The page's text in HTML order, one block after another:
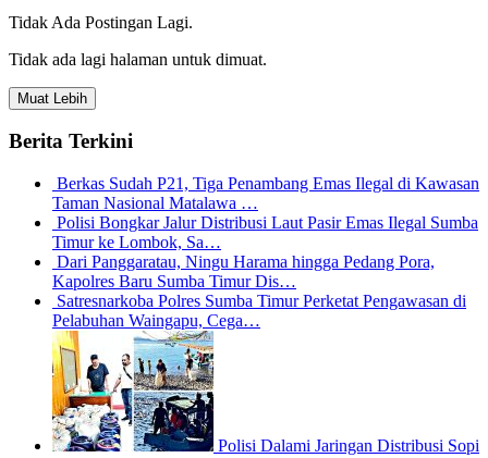
Tidak Ada Postingan Lagi.
Tidak ada lagi halaman untuk dimuat.
Muat Lebih
Berita Terkini
Berkas Sudah P21, Tiga Penambang Emas Ilegal di Kawasan
Taman Nasional Matalawa …
Polisi Bongkar Jalur Distribusi Laut Pasir Emas Ilegal Sumba
Timur ke Lombok, Sa…
Dari Panggaratau, Ningu Harama hingga Pedang Pora,
Kapolres Baru Sumba Timur Dis…
Satresnarkoba Polres Sumba Timur Perketat Pengawasan di
Pelabuhan Waingapu, Cega…
Polisi Dalami Jaringan Distribusi Sopi